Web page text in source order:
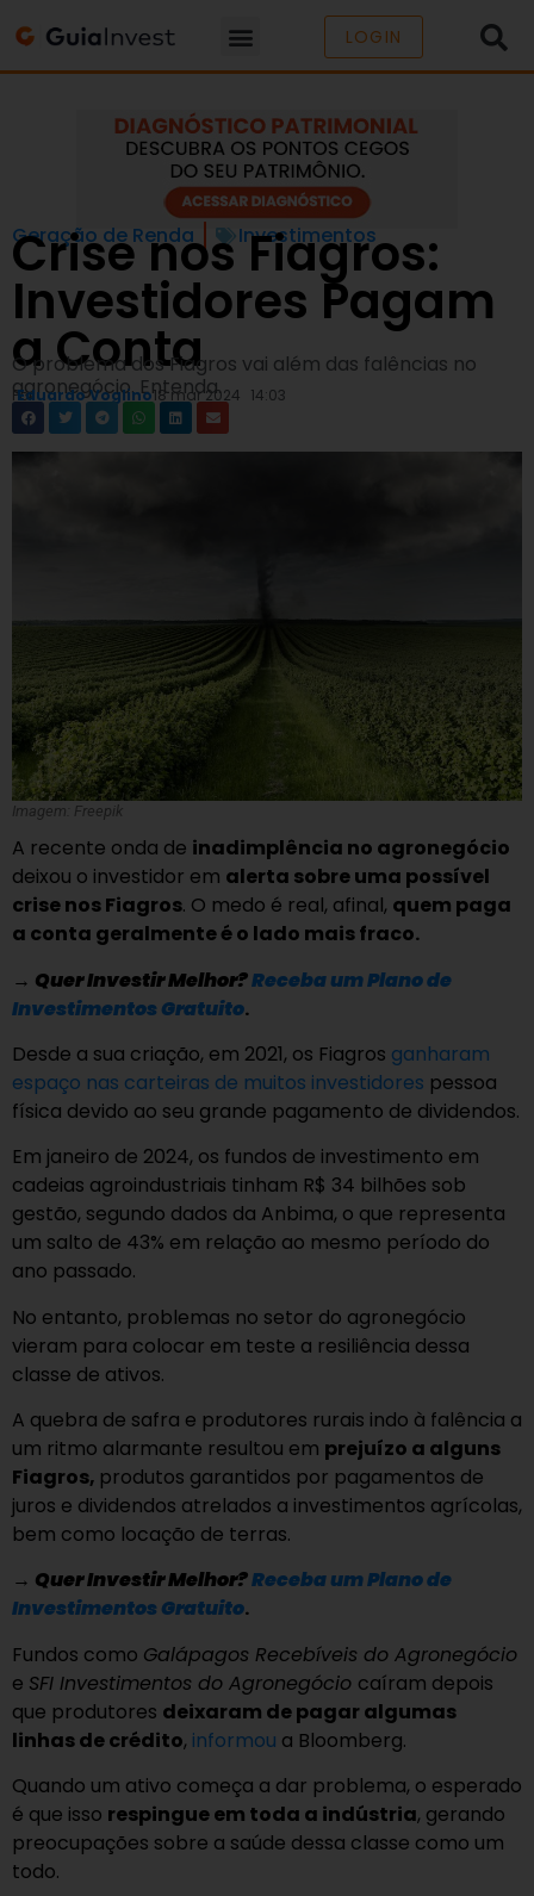
LOGIN
Geração de Renda Investimentos
Crise nos Fiagros:
Investidores Pagam
a Conta
O problema dos Fiagros vai além das falências no
agronegócio. Entenda.
Por
Eduardo Voglino18 mar 2024 14:03
Imagem: Freepik
A recente onda de inadimplência no agronegócio
deixou o investidor em alerta sobre uma possível
crise nos Fiagros. O medo é real, afinal, quem paga
a conta geralmente é o lado mais fraco.
→ Quer Investir Melhor?Receba um Plano de
Investimentos Gratuito.
Desde a sua criação, em 2021, os Fiagros ganharam
espaço nas carteiras de muitos investidores pessoa
física devido ao seu grande pagamento de dividendos.
Em janeiro de 2024, os fundos de investimento em
cadeias agroindustriais tinham R$ 34 bilhões sob
gestão, segundo dados da Anbima, o que representa
um salto de 43% em relação ao mesmo período do
ano passado.
No entanto, problemas no setor do agronegócio
vieram para colocar em teste a resiliência dessa
classe de ativos.
A quebra de safra e produtores rurais indo à falência a
um ritmo alarmante resultou em prejuízo a alguns
Fiagros, produtos garantidos por pagamentos de
juros e dividendos atrelados a investimentos agrícolas,
bem como locação de terras.
→ Quer Investir Melhor?Receba um Plano de
Investimentos Gratuito.
Fundos como Galápagos Recebíveis do Agronegócio
e SFI Investimentos do Agronegócio caíram depois
que produtores deixaram de pagar algumas
linhas de crédito, informou a Bloomberg.
Quando um ativo começa a dar problema, o esperado
é que isso respingue em toda a indústria, gerando
preocupações sobre a saúde dessa classe como um
todo.